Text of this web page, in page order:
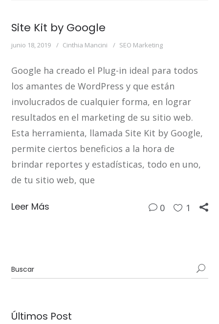
Site Kit by Google
junio 18, 2019 Cinthia Mancini SEO Marketing
Google ha creado el Plug-in ideal para todos
los amantes de WordPress y que están
involucrados de cualquier forma, en lograr
resultados en el marketing de su sitio web.
Esta herramienta, llamada Site Kit by Google,
permite ciertos beneficios a la hora de
brindar reportes y estadísticas, todo en uno,
de tu sitio web, que
Leer Más 0 1
Últimos Post